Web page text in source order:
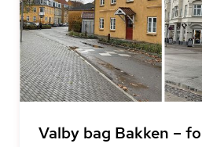
Valby bag Bakken –